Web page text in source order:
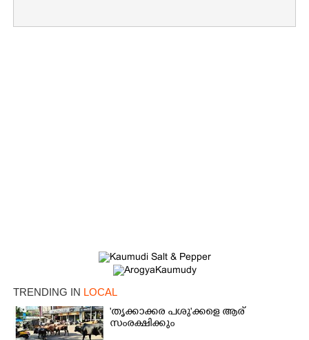
TRENDING IN LOCAL
'തൃക്കാക്കര പശു'ക്കളെ ആര്
സംരക്ഷിക്കും